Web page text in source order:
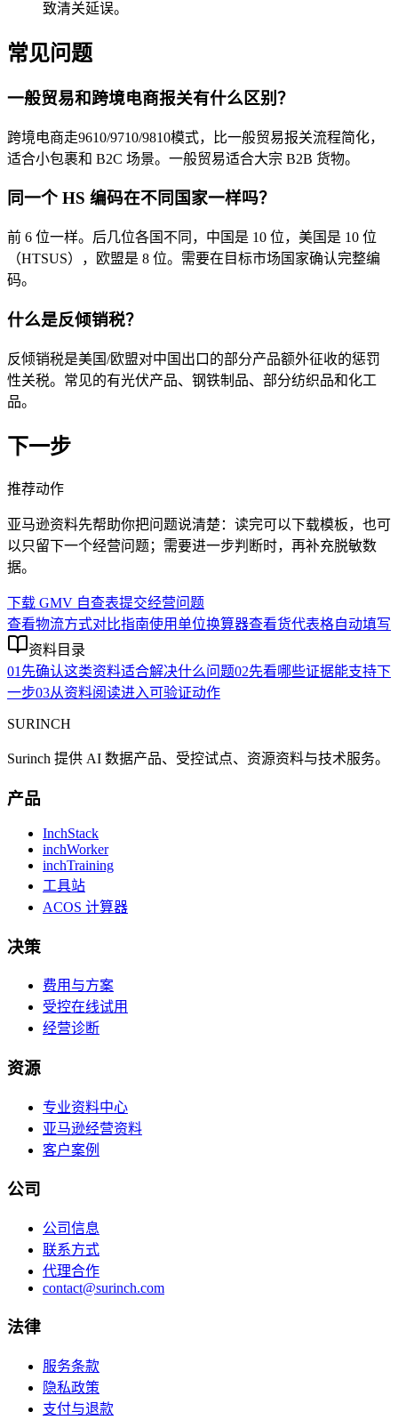
致清关延误。
常见问题
一般贸易和跨境电商报关有什么区别？
跨境电商走9610/9710/9810模式，比一般贸易报关流程简化，
适合小包裹和 B2C 场景。一般贸易适合大宗 B2B 货物。
同一个 HS 编码在不同国家一样吗？
前 6 位一样。后几位各国不同，中国是 10 位，美国是 10 位
（HTSUS），欧盟是 8 位。需要在目标市场国家确认完整编
码。
什么是反倾销税？
反倾销税是美国/欧盟对中国出口的部分产品额外征收的惩罚
性关税。常见的有光伏产品、钢铁制品、部分纺织品和化工
品。
下一步
推荐动作
亚马逊资料先帮助你把问题说清楚：读完可以下载模板，也可
以只留下一个经营问题；需要进一步判断时，再补充脱敏数
据。
下载 GMV 自查表提交经营问题
查看物流方式对比指南使用单位换算器查看货代表格自动填写
资料目录
01先确认这类资料适合解决什么问题02先看哪些证据能支持下
一步03从资料阅读进入可验证动作
SURINCH
Surinch 提供 AI 数据产品、受控试点、资源资料与技术服务。
产品
InchStack
inchWorker
inchTraining
工具站
ACOS 计算器
决策
费用与方案
受控在线试用
经营诊断
资源
专业资料中心
亚马逊经营资料
客户案例
公司
公司信息
联系方式
代理合作
contact@surinch.com
法律
服务条款
隐私政策
支付与退款